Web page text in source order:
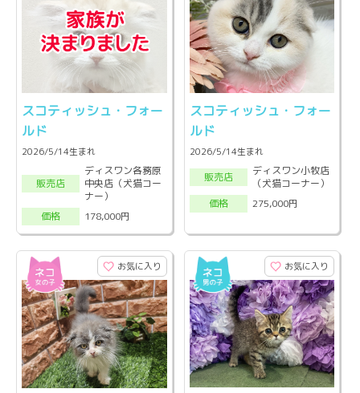
スコティッシュ・フォー
ルド
2026/5/14生まれ
販売店
ディスワン各務原
中央店（犬猫コー
ナー）
価格
178,000円
スコティッシュ・フォー
ルド
2026/5/14生まれ
販売店
ディスワン小牧店
（犬猫コーナー）
価格
275,000円
お気に入り お気に入り